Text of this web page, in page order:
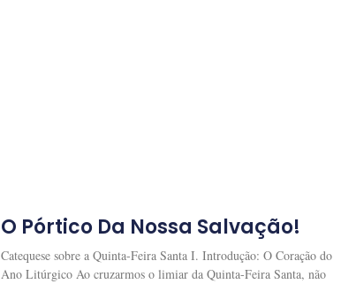
O Pórtico Da Nossa Salvação!
Catequese sobre a Quinta-Feira Santa I. Introdução: O Coração do
Ano Litúrgico Ao cruzarmos o limiar da Quinta-Feira Santa, não